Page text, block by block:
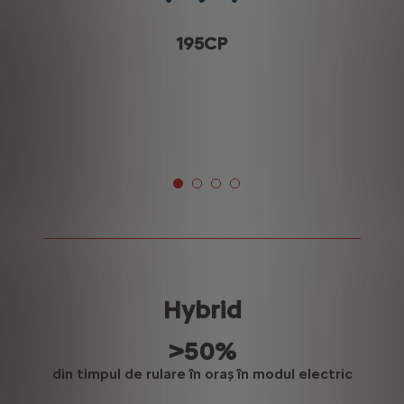
195CP
Hybrid
>50%
din timpul de rulare în oraș în modul electric